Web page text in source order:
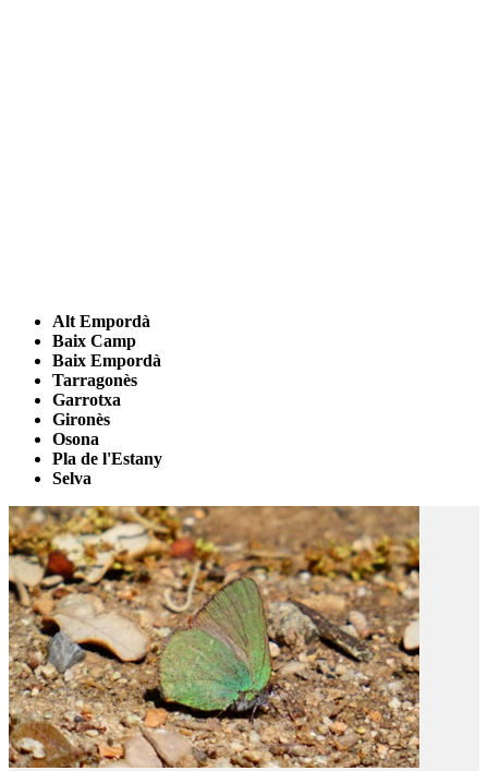
Alt Empordà
Baix Camp
Baix Empordà
Tarragonès
Garrotxa
Gironès
Osona
Pla de l'Estany
Selva